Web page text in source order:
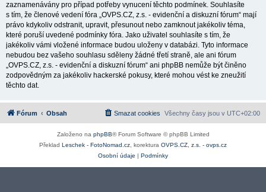
zaznamenávány pro případ potřeby vynucení těchto podmínek. Souhlasíte
s tím, že členové vedení fóra „OVPS.CZ, z.s. - evidenční a diskuzní fórum“ mají
právo kdykoliv odstranit, upravit, přesunout nebo zamknout jakékoliv téma,
které poruší uvedené podmínky fóra. Jako uživatel souhlasíte s tím, že
jakékoliv vámi vložené informace budou uloženy v databázi. Tyto informace
nebudou bez vašeho souhlasu sděleny žádné třetí straně, ale ani fórum
„OVPS.CZ, z.s. - evidenční a diskuzní fórum“ ani phpBB nemůže být činěno
zodpovědným za jakékoliv hackerské pokusy, které mohou vést ke zneužití
těchto dat.
Fórum Obsah Všechny časy jsou v UTC+02:00
Smazat cookies
Založeno na phpBB® Forum Software © phpBB Limited
Překlad Leschek - FotoNomad.cz , korektura OVPS.CZ, z.s. - ovps.cz
Osobní údaje | Podmínky